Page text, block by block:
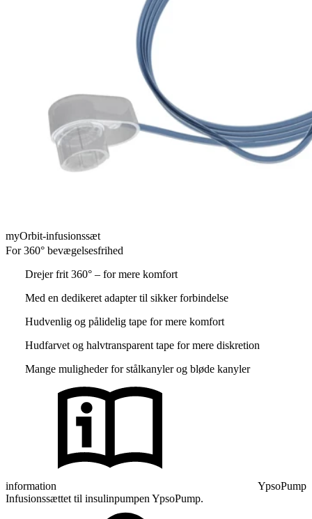
myOrbit-infusionssæt
For 360° bevægelsesfrihed
Drejer frit 360° – for mere komfort
Med en dedikeret adapter til sikker forbindelse
Hudvenlig og pålidelig tape for mere komfort
Hudfarvet og halvtransparent tape for mere diskretion
Mange muligheder for stålkanyler og bløde kanyler
information
YpsoPump
Infusionssættet til insulinpumpen YpsoPump.